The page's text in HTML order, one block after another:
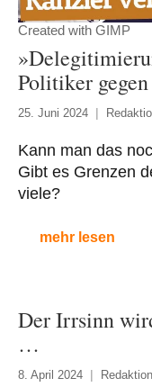
Created with GIMP
Politiker
25. Juni 2024
Kann man das
Gibt es Grenzen
viele?
mehr lesen
Der Irrsinn
…
8. April 2024 Redaktion